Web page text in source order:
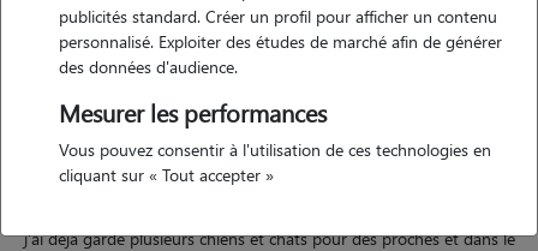
c'est un acte de confiance important et je le prends avec sérieux. je
suis attentive au rythme de chaque animal : promenades, jeux,
présence calme, respect des habitudes alimentaires et des consignes
Expérience
j'ai déjà gardé plusieurs chiens et chats pour des proches et dans le
publicités standard. Créer un profil pour afficher un contenu
personnalisé. Exploiter des études de marché afin de générer
des données d'audience.
Mesurer les performances
Vous pouvez consentir à l'utilisation de ces technologies en
cliquant sur « Tout accepter »